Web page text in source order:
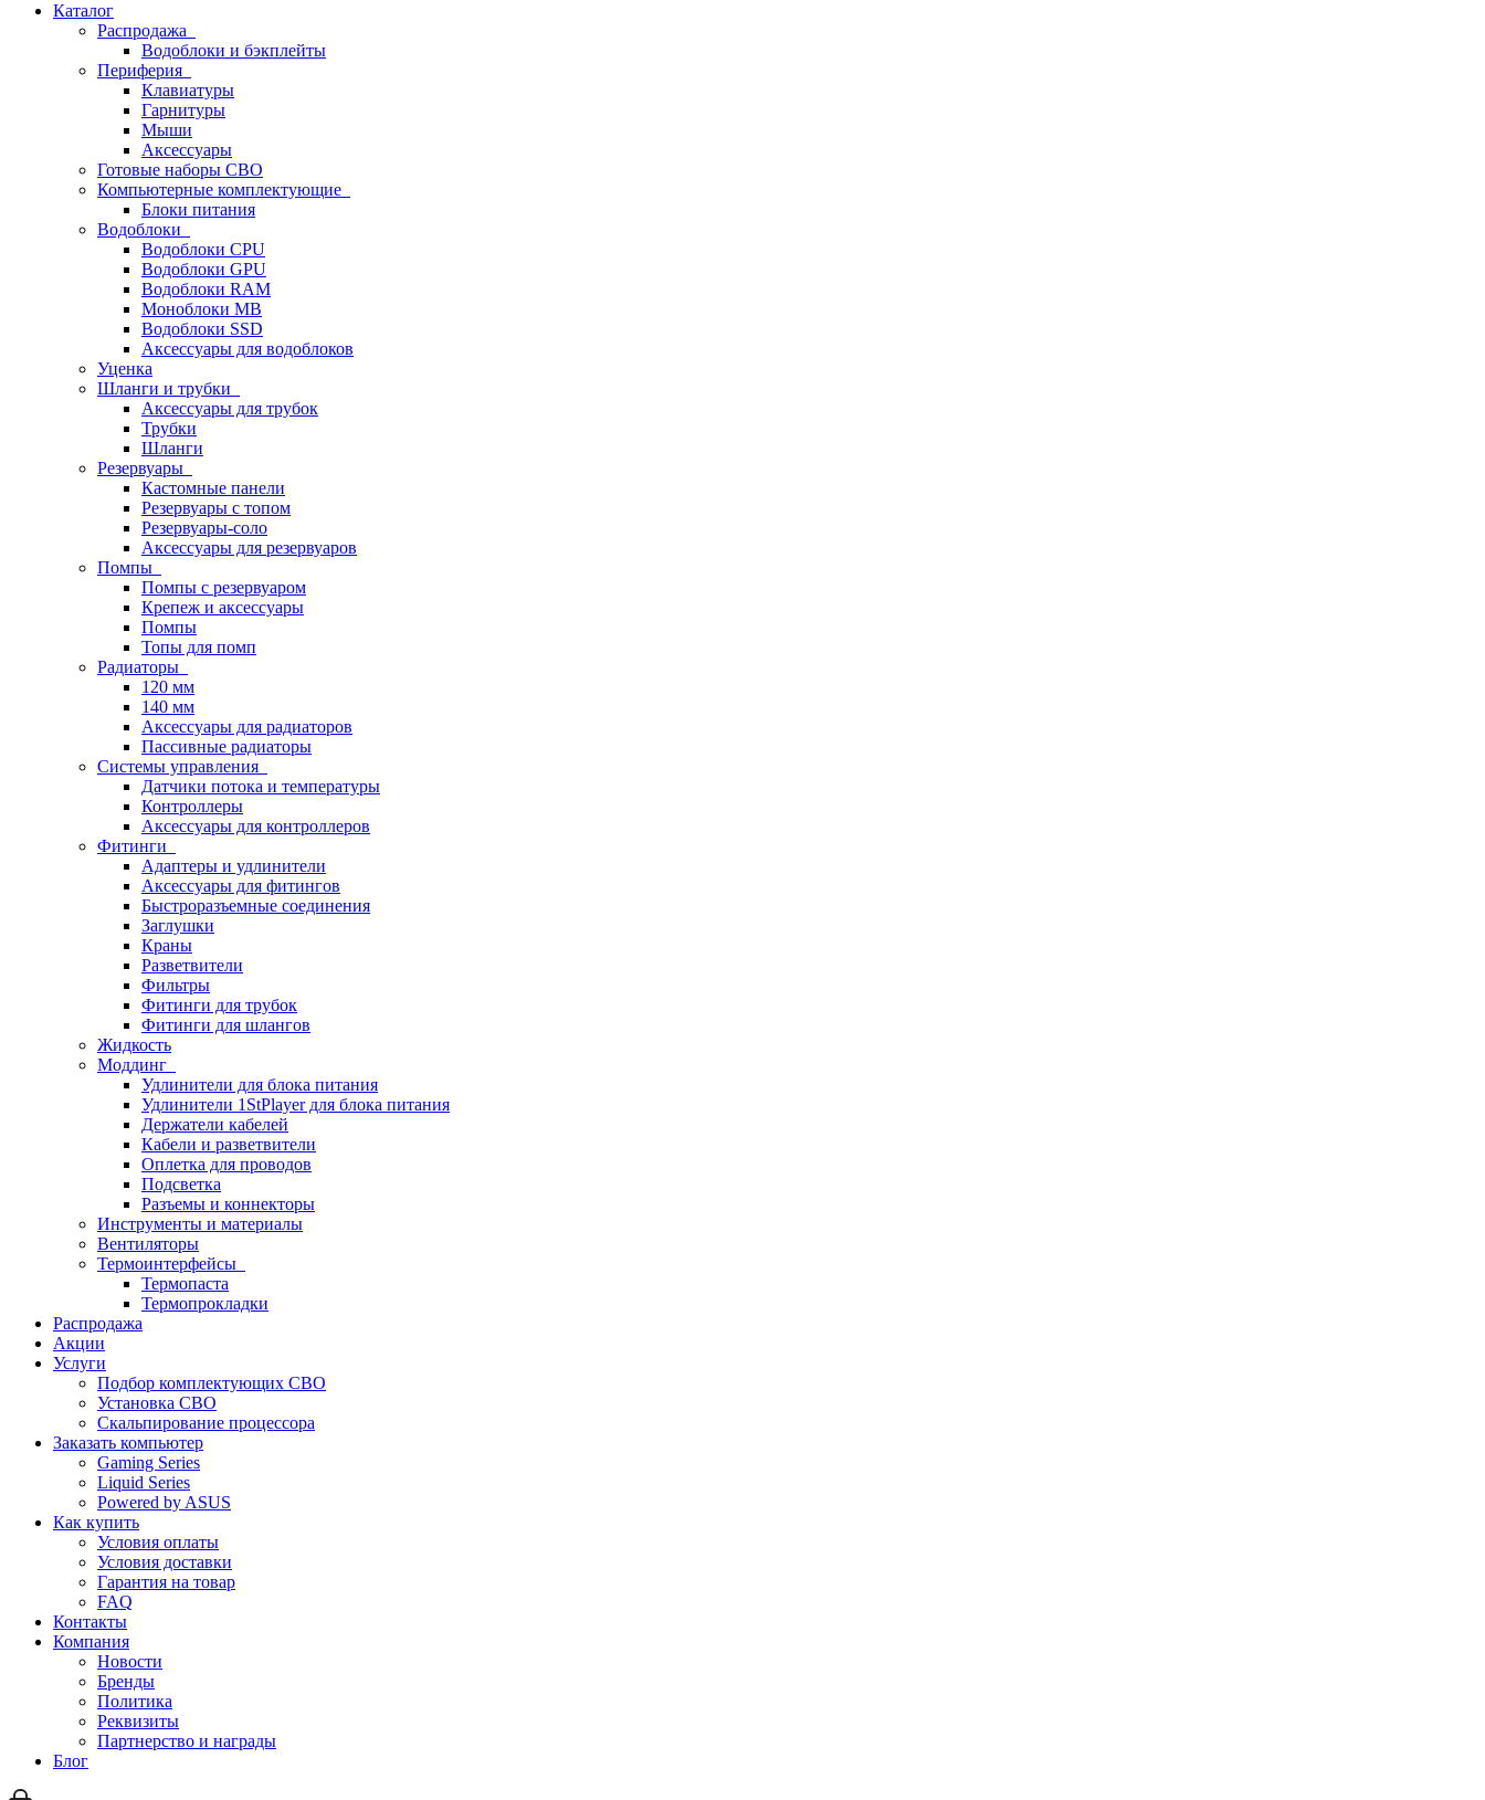
Каталог
Распродажа
Водоблоки и бэкплейты
Периферия
Клавиатуры
Гарнитуры
Мыши
Аксессуары
Готовые наборы СВО
Компьютерные комплектующие
Блоки питания
Водоблоки
Водоблоки CPU
Водоблоки GPU
Водоблоки RAM
Моноблоки MB
Водоблоки SSD
Аксессуары для водоблоков
Уценка
Шланги и трубки
Аксессуары для трубок
Трубки
Шланги
Резервуары
Кастомные панели
Резервуары с топом
Резервуары-соло
Аксессуары для резервуаров
Помпы
Помпы с резервуаром
Крепеж и аксессуары
Помпы
Топы для помп
Радиаторы
120 мм
140 мм
Аксессуары для радиаторов
Пассивные радиаторы
Системы управления
Датчики потока и температуры
Контроллеры
Аксессуары для контроллеров
Фитинги
Адаптеры и удлинители
Аксессуары для фитингов
Быстроразъемные соединения
Заглушки
Краны
Разветвители
Фильтры
Фитинги для трубок
Фитинги для шлангов
Жидкость
Моддинг
Удлинители для блока питания
Удлинители 1StPlayer для блока питания
Держатели кабелей
Кабели и разветвители
Оплетка для проводов
Подсветка
Разъемы и коннекторы
Инструменты и материалы
Вентиляторы
Термоинтерфейсы
Термопаста
Термопрокладки
Распродажа
Акции
Услуги
Подбор комплектующих СВО
Установка СВО
Скальпирование процессора
Заказать компьютер
Gaming Series
Liquid Series
Powered by ASUS
Как купить
Условия оплаты
Условия доставки
Гарантия на товар
FAQ
Контакты
Компания
Новости
Бренды
Политика
Реквизиты
Партнерство и награды
Блог